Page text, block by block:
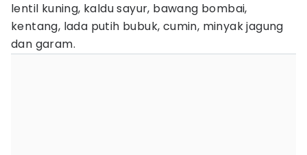
lentil kuning, kaldu sayur, bawang bombai,
kentang, lada putih bubuk, cumin, minyak jagung
dan garam.